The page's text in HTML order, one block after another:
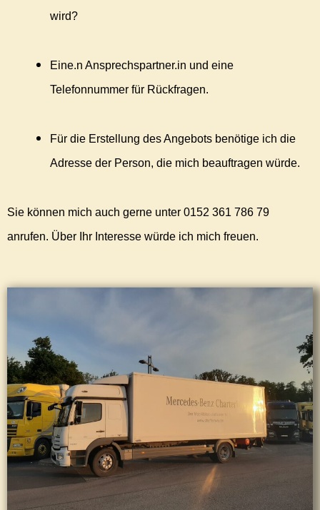
wird?
Eine.n Ansprechspartner.in und eine
Telefonnummer für Rückfragen.
Für die Erstellung des Angebots benötige ich die
Adresse der Person, die mich beauftragen würde.
Sie können mich auch gerne unter 0152 361 786 79
anrufen. Über Ihr Interesse würde ich mich freuen.